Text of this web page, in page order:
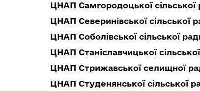
ЦНАП Самгородоцької
ЦНАП Северинівської сільської
ЦНАП Соболівської сільської
ЦНАП Станіславчицької
ЦНАП Стрижавської селищної
ЦНАП Студенянської сільської